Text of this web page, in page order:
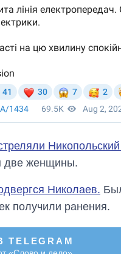
две женщины.
Николаев.
получили ранения.